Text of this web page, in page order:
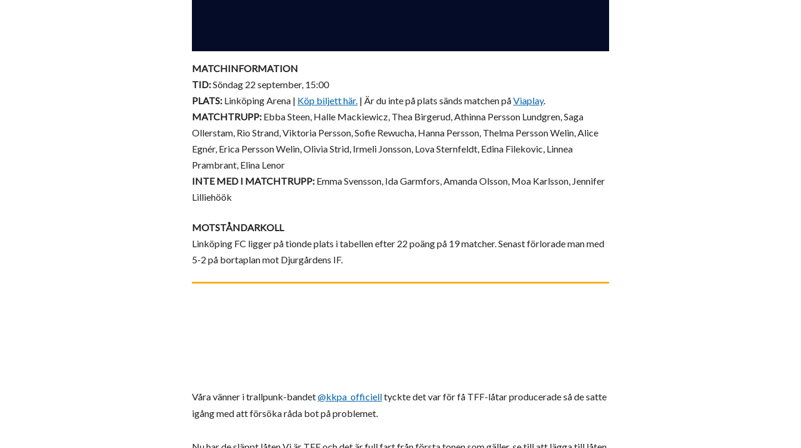
MATCHINFORMATION
TID:Söndag 22 september, 15:00
PLATS: Linköping Arena | Köp biljett här. | Är du inte på plats sänds matchen påViaplay.
MATCHTRUPP: Ebba Steen, Halle Mackiewicz, Thea Birgerud, Athinna Persson Lundgren, Saga
Ollerstam, Rio Strand, Viktoria Persson, Sofie Rewucha, Hanna Persson, Thelma Persson Welin, Alice
Egnér, Erica Persson Welin, Olivia Strid, Irmeli Jonsson, Lova Sternfeldt, Edina Filekovic, Linnea
Prambrant, Elina Lenor
INTE MED I MATCHTRUPP: Emma Svensson, Ida Garmfors, Amanda Olsson, Moa Karlsson, Jennifer
Lilliehöök
MOTSTÅNDARKOLL
Linköping FC ligger på tionde plats i tabellen efter 22 poäng på 19 matcher. Senast förlorade man med
5-2 på bortaplan mot Djurgårdens IF.
Våra vänner i trallpunk-bandet@kkpa_officielltyckte det var för få TFF-låtar producerade så de satte
igång med att försöka råda bot på problemet.